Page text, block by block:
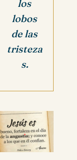
los
lobos
de las
tristeza
s.